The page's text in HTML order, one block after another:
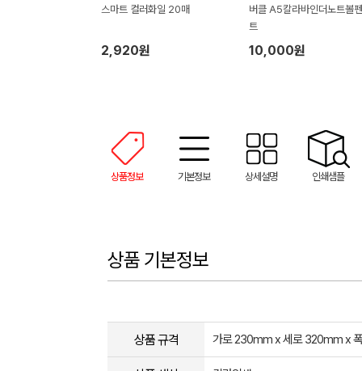
스마트 컬러화일 20매
2,920원
버클 A5칼라바인더노트볼
트
10,000원
상품정보 기본정보 상세설명 인쇄샘플
상품 기본정보
상품 규격 가로 230mm x 세로 320mm x